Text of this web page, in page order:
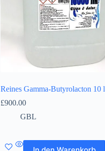
Reines Gamma-Butyrolacton 10 l
£900.00
GBL